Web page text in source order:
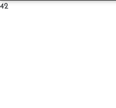
42